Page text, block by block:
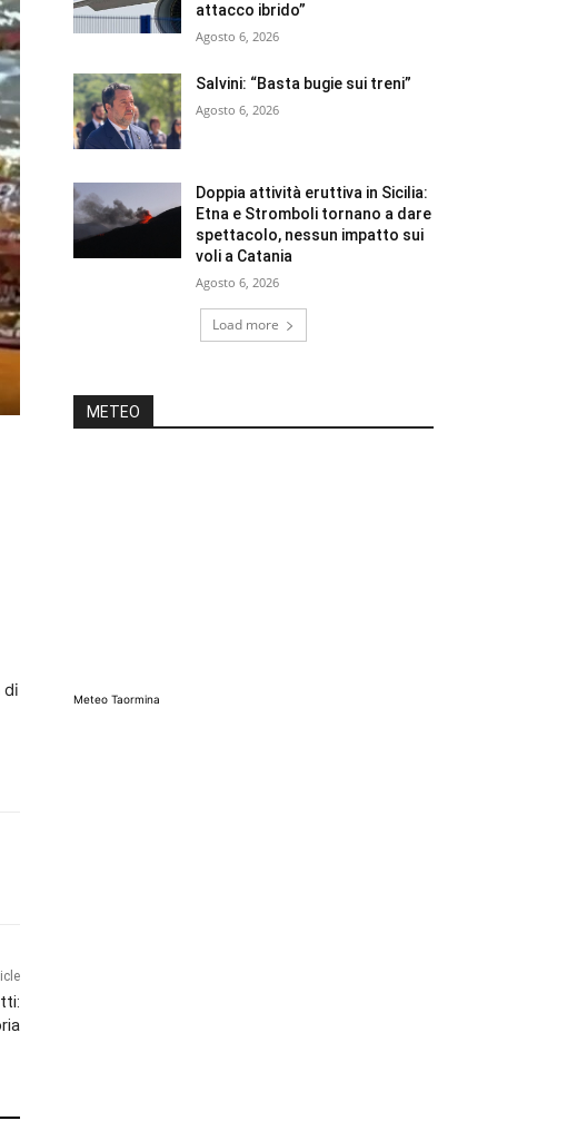
di
attacco ibrido”
Agosto 6, 2026
Salvini: “Basta bugie sui treni”
Agosto 6, 2026
Doppia attività eruttiva in Sicilia:
Etna e Stromboli tornano a dare
spettacolo, nessun impatto sui
voli a Catania
Agosto 6, 2026
Load more
METEO
Meteo Taormina